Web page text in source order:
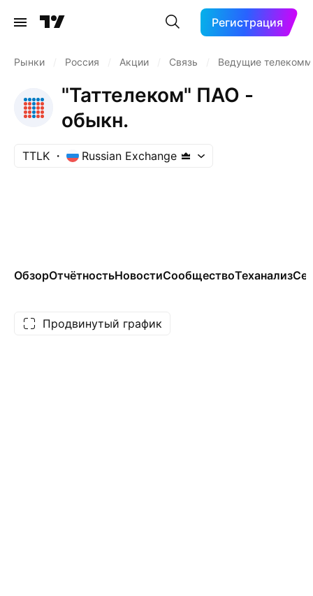
Регистрация
Рынки Россия Акции Связь Ведущие
"Таттелеком" ПАО -
обыкн.
TTLK Russian Exchange
ОбзорОтчётностьНовостиСообществоТеханализ
Продвинутый график